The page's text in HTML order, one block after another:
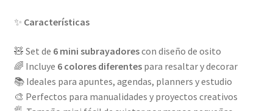
✨ Características
🧸 Set de 6 mini subrayadorescon diseño de osito
🌈 Incluye 6 colores diferentespara resaltar y decorar
📚 Ideales para apuntes, agendas, planners y estudio
🎨 Perfectos para manualidades y proyectos creativos